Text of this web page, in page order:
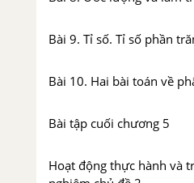
Bài 9. Tỉ số. Tỉ số phần
Bài 10. Hai bài toán về
Bài tập cuối chương 5
Hoạt động thực hành và